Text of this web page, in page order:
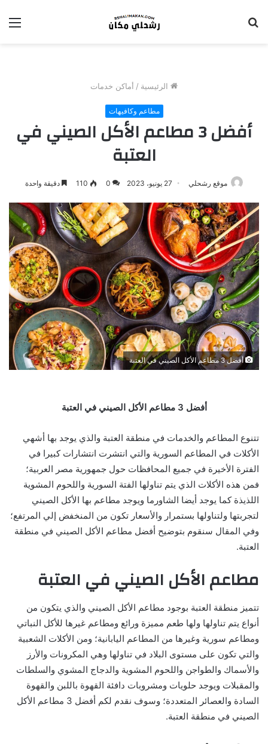
الرئيسية / أماكن خدمات
مطاعم وكافيهات
أفضل 3 مطاعم الأكل الصيني في
العتبة
موقع رشحلي 27 يونيو، 2023 0
110 دقيقة واحدة
أفضل 3 مطاعم الأكل الصيني في العتبة
أفضل 3 مطاعم الأكل الصيني في العتبة
تتنوع المطاعم والخدمات في منطقة العتبة والذي يوجد بها أشهي
الأكلات في المطاعم السورية والتي انتشرت انتشارات كبيرا في
الفترة الأخيرة في جميع المحافظات حول جمهورية مصر العربية؛
فمن هذه الأكلات الذي يتم تناولها الفتة السورية واللحوم المشوية
اللذيذة كما يوجد أيضا الشاورما ويوجد مطاعم بها الأكل الصيني
لتجربتها ولتناولها بستمرار والأسعار تكون من المنخفض إلي المرتفع؛
وفي المقال سنقوم بتوضيح أفضل مطاعم الأكل الصيني في منطقة
العتبة.
مطاعم الأكل الصيني في العتبة
تتميز منطقة العتبة بوجود مطاعم الأكل الصيني والذي يتكون من
أنواع يتم تناولها ولها طعم مميزة ورائع ومطاعم غيرها للأكل النباتي
ومطاعم سورية وغيرها من المطاعم اليابانية؛ ومن الأكلات الشعبية
والتي تكون على مستوى البلاد في تناولها وهي المكرونات والأرز
والأسماك والطواجن واللحوم المشوية والدجاج المشوي والسلطات
والمقبلات ويوجد حلويات ومشروبات دافئة القهوة باللبن والقهوة
السادة والعصائر المتعددة؛ وسوف نقدم لكم أفضل 3 مطاعم الأكل
الصيني في منطقة العتبة.